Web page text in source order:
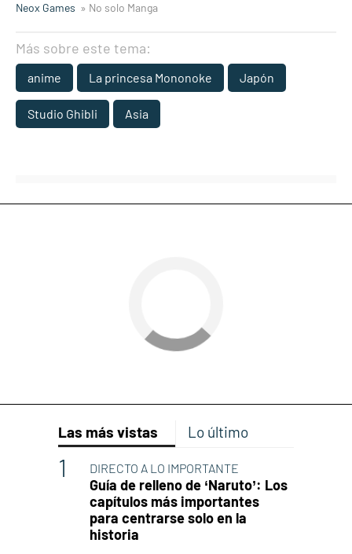
Neox Games » No solo Manga
Más sobre este tema:
anime La princesa Mononoke Japón
Studio Ghibli Asia
Las más vistas Lo último
DIRECTO A LO IMPORTANTE
Guía de relleno de ‘Naruto’: Los
capítulos más importantes
para centrarse solo en la
historia